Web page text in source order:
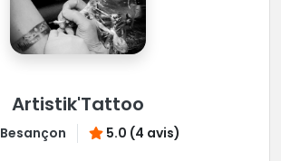
Artistik'Tattoo
Besançon 5.0 (4 avis)